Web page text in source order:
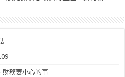
財務要小心的事